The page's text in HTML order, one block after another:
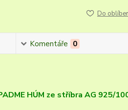
Do
Komentáře 0
HÚM ze stříbra AG 925/